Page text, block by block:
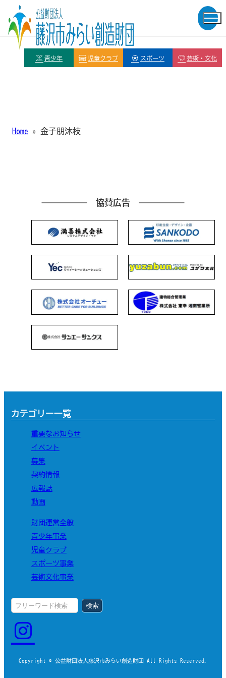
青少年 児童クラブ スポーツ 芸術・文化
Home » 金子朋沐枝
協賛広告
カテゴリー一覧
重要なお知らせ
イベント
募集
契約情報
広報誌
動画
財団運営全般
青少年事業
児童クラブ
スポーツ事業
芸術文化事業
検索
Copyright © 公益財団法人藤沢市みらい創造財団 All Rights Reserved.